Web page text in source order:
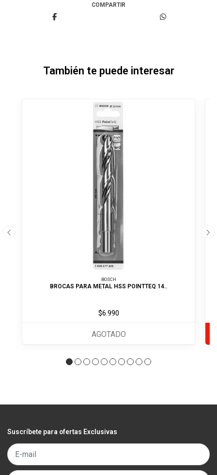
COMPARTIR
También te puede interesar
BOSCH
BROCAS PARA METAL HSS POINTTEQ 14..
$6.990
AGOTADO
Suscríbete para ofertas Exclusivas